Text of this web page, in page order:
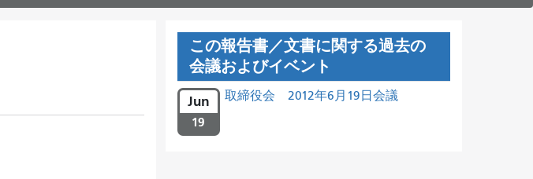
この報告書／文書に関する過去の
会議およびイベント
Jun
19
取締役会 2012年6月19日会議